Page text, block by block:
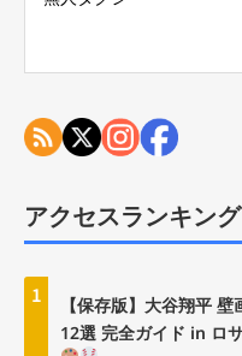
アクセスランキング
1
【保存版】大谷翔平 壁
12選 完全ガイド in ロ